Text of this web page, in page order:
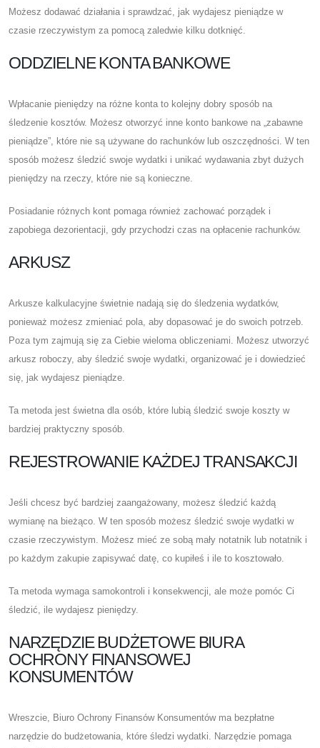
Możesz dodawać działania i sprawdzać, jak wydajesz pieniądze w
czasie rzeczywistym za pomocą zaledwie kilku dotknięć.
ODDZIELNE KONTA BANKOWE
Wpłacanie pieniędzy na różne konta to kolejny dobry sposób na
śledzenie kosztów. Możesz otworzyć inne konto bankowe na „zabawne
pieniądze”, które nie są używane do rachunków lub oszczędności. W ten
sposób możesz śledzić swoje wydatki i unikać wydawania zbyt dużych
pieniędzy na rzeczy, które nie są konieczne.
Posiadanie różnych kont pomaga również zachować porządek i
zapobiega dezorientacji, gdy przychodzi czas na opłacenie rachunków.
ARKUSZ
Arkusze kalkulacyjne świetnie nadają się do śledzenia wydatków,
ponieważ możesz zmieniać pola, aby dopasować je do swoich potrzeb.
Poza tym zajmują się za Ciebie wieloma obliczeniami. Możesz utworzyć
arkusz roboczy, aby śledzić swoje wydatki, organizować je i dowiedzieć
się, jak wydajesz pieniądze.
Ta metoda jest świetna dla osób, które lubią śledzić swoje koszty w
bardziej praktyczny sposób.
REJESTROWANIE KAŻDEJ TRANSAKCJI
Jeśli chcesz być bardziej zaangażowany, możesz śledzić każdą
wymianę na bieżąco. W ten sposób możesz śledzić swoje wydatki w
czasie rzeczywistym. Możesz mieć ze sobą mały notatnik lub notatnik i
po każdym zakupie zapisywać datę, co kupiłeś i ile to kosztowało.
Ta metoda wymaga samokontroli i konsekwencji, ale może pomóc Ci
śledzić, ile wydajesz pieniędzy.
NARZĘDZIE BUDŻETOWE BIURA
OCHRONY FINANSOWEJ
KONSUMENTÓW
Wreszcie, Biuro Ochrony Finansów Konsumentów ma bezpłatne
narzędzie do budżetowania, które śledzi wydatki. Narzędzie pomaga